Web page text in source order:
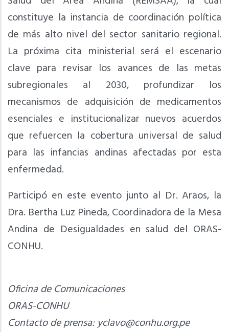
constituye la instancia de coordinación política
de más alto nivel del sector sanitario regional.
La próxima cita ministerial será el escenario
clave para revisar los avances de las metas
subregionales al 2030, profundizar los
mecanismos de adquisición de medicamentos
esenciales e institucionalizar nuevos acuerdos
que refuercen la cobertura universal de salud
para las infancias andinas afectadas por esta
enfermedad.
Participó en este evento junto al Dr. Araos, la
Dra. Bertha Luz Pineda, Coordinadora de la Mesa
Andina de Desigualdades en salud del ORAS-
CONHU.
Oficina de Comunicaciones
ORAS-CONHU
Contacto de prensa:yclavo@conhu.org.pe